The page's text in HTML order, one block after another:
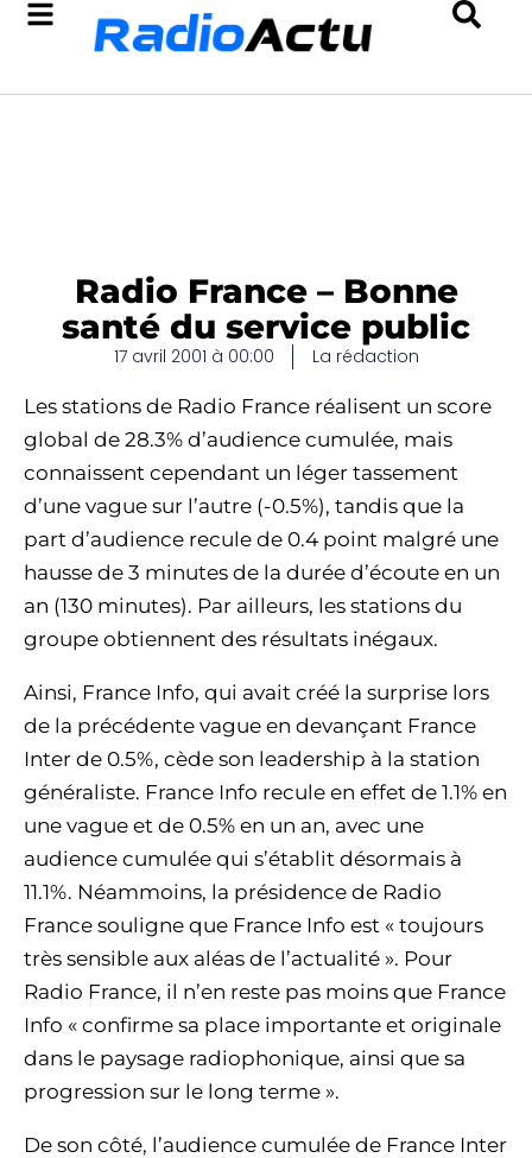
Radio France – Bonne
santé du service public
17 avril 2001 à 00:00 La rédaction
Les stations de Radio France réalisent un score
global de 28.3% d’audience cumulée, mais
connaissent cependant un léger tassement
d’une vague sur l’autre (-0.5%), tandis que la
part d’audience recule de 0.4 point malgré une
hausse de 3 minutes de la durée d’écoute en un
an (130 minutes). Par ailleurs, les stations du
groupe obtiennent des résultats inégaux.
Ainsi, France Info, qui avait créé la surprise lors
de la précédente vague en devançant France
Inter de 0.5%, cède son leadership à la station
généraliste. France Info recule en effet de 1.1% en
une vague et de 0.5% en un an, avec une
audience cumulée qui s’établit désormais à
11.1%. Néammoins, la présidence de Radio
France souligne que France Info est « toujours
très sensible aux aléas de l’actualité ». Pour
Radio France, il n’en reste pas moins que France
Info « confirme sa place importante et originale
dans le paysage radiophonique, ainsi que sa
progression sur le long terme ».
De son côté, l’audience cumulée de France Inter